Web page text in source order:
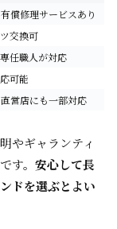
償修理サービスあり
交換可
任職人が対応
可能
営店にも一部対応
やギャランティ
す。 安心して長
ドを選ぶとよい